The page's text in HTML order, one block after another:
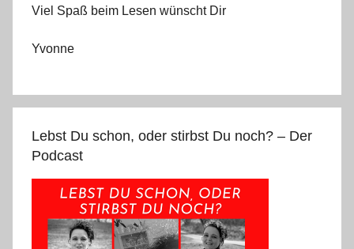
Viel Spaß beim Lesen wünscht Dir
Yvonne
Lebst Du schon, oder stirbst Du noch? – Der
Podcast